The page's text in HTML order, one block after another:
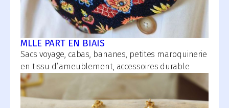
MLLE PART EN BIAIS
Sacs voyage, cabas, bananes, petites maroquinerie
en tissu d’ameublement, accessoires durable